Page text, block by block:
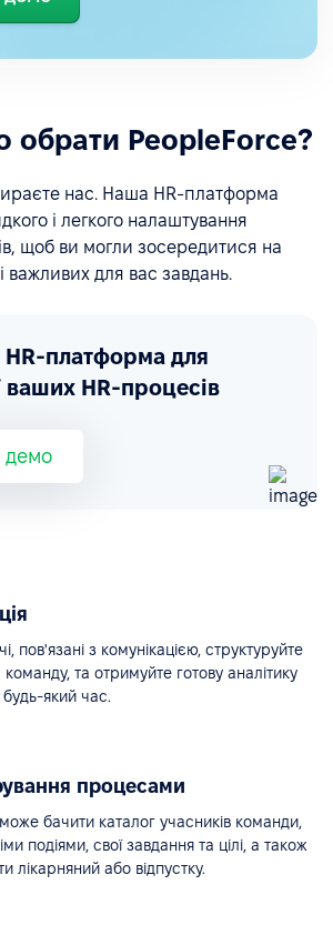
обрати PeopleForce?
нас. Наша HR-платформа
і легкого налаштування
щоб ви могли зосередитися на
важливих для вас завдань.
HR-платформа для
ваших HR-процесів
демо
пов'язані з комунікацією, структуруйте
та отримуйте готову аналітику
будь-який час.
процесами
бачити каталог учасників команди,
подіями, свої завдання та цілі, а також
лікарняний або відпустку.